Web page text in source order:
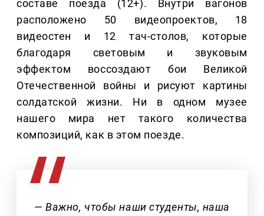
составе поезда (12+). Внутри вагонов
расположено 50 видеопроектов, 18
видеостен и 12 тач-столов, которые
благодаря световым и звуковым
эффектом воссоздают бои Великой
Отечественной войны и рисуют картины
солдатской жизни. Ни в одном музее
нашего мира нет такого количества
композиций, как в этом поезде.
— Важно, чтобы наши студенты, наша